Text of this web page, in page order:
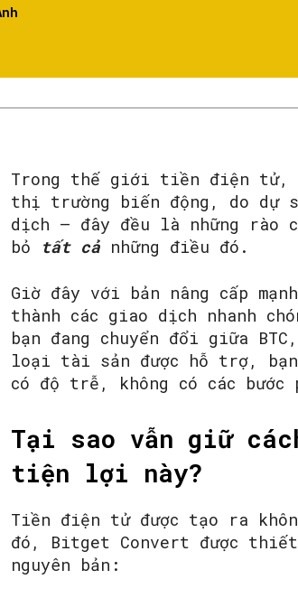
Trong thế giới tiền điện tử,
thị trường biến động, do dự
dịch – đây đều là những rào
bỏ
tất cả những điều đó.
Giờ đây với bản nâng cấp
thành các giao dịch nhanh
bạn đang chuyển đổi giữa
loại tài sản được hỗ trợ, bạn
có độ trễ, không có các bước
Tại sao vẫn giữ
tiện lợi này?
Tiền điện tử được tạo ra
đó, Bitget Convert được
nguyên bản: